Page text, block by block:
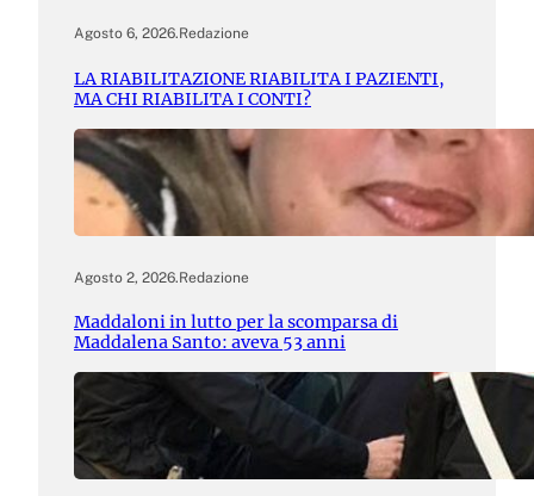
Agosto 6, 2026.Redazione
LA RIABILITAZIONE RIABILITA I PAZIENTI,
MA CHI RIABILITA I CONTI?
Agosto 2, 2026.Redazione
Maddaloni in lutto per la scomparsa di
Maddalena Santo: aveva 53 anni